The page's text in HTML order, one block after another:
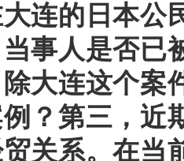
连的日本公
事人是否已
大连这个案
？第三，近
关系。在当